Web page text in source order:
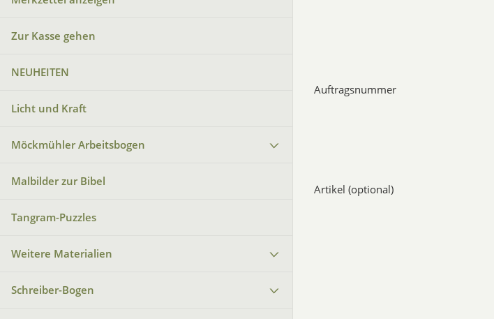
Zur Kasse gehen
NEUHEITEN
Licht und Kraft
Möckmühler Arbeitsbogen
Malbilder zur Bibel
Tangram-Puzzles
Weitere Materialien
Schreiber-Bogen
Auftragsnummer
Artikel (optional)